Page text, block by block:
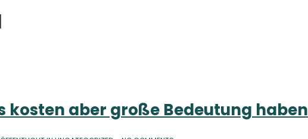
kosten aber große Bedeutung haben